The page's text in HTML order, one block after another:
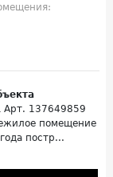
Арт. 137649859
помещение
постр...